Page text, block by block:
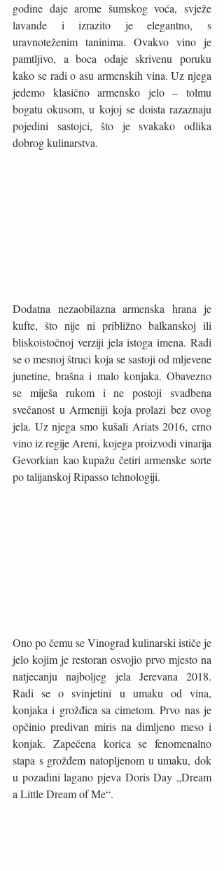
godine daje arome šumskog voća, svježe
lavande i izrazito je elegantno, s
uravnoteženim taninima. Ovakvo vino je
pamtljivo, a boca odaje skrivenu poruku
kako se radi o asu armenskih vina. Uz njega
jedemo klasično armensko jelo – tolmu
bogatu okusom, u kojoj se doista razaznaju
pojedini sastojci, što je svakako odlika
dobrog kulinarstva.
Dodatna nezaobilazna armenska hrana je
kufte, što nije ni približno balkanskoj ili
bliskoistočnoj verziji jela istoga imena. Radi
se o mesnoj štruci koja se sastoji od mljevene
junetine, brašna i malo konjaka. Obavezno
se miješa rukom i ne postoji svadbena
svečanost u Armeniji koja prolazi bez ovog
jela. Uz njega smo kušali Ariats 2016, crno
vino iz regije Areni, kojega proizvodi vinarija
Gevorkian kao kupažu četiri armenske sorte
po talijanskoj Ripasso tehnologiji.
Ono po čemu se Vinograd kulinarski ističe je
jelo kojim je restoran osvojio prvo mjesto na
natjecanju najboljeg jela Jerevana 2018.
Radi se o svinjetini u umaku od vina,
konjaka i grožđica sa cimetom. Prvo nas je
opčinio predivan miris na dimljeno meso i
konjak. Zapečena korica se fenomenalno
stapa s grožđem natopljenom u umaku, dok
u pozadini lagano pjeva Doris Day „Dream
a Little Dream of Me“.